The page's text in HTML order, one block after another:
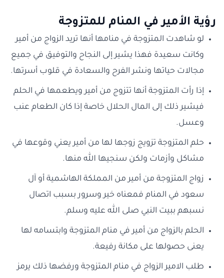
رؤية الأمير في المنام للمتزوجة
لو شاهدت المتزوجة في منامها أنها تريد الزواج من أمير
وكانت سعيدة فهذا يشير إلى النجاح والتوفيق في جميع
مجالات حياتها ونشر الفرح والسعادة في قلوب أسرتها.
إذا رأت المتزوجة أنها تتزوج من أمير ويطعمها في الحلم
فيشير ذلك إلى المال الحلال خاصة إذا كان الطعام عنب
وعسل.
حلم المتزوجة تزويج زوجها لها من أمير يعني وقوعها في
مشاكل وأزمات ولكن سنجيها الله منها.
زواج المتزوجة من أمير من المملكة الهاشمية أو آل
سعود في المنام فمعناه خير وسرور بسبب اتصال
نسبهم ببيت النبي صلى الله عليه وسلم.
الحلم بالزواج من أمير في منام المتزوجة وابتسامه لها
يعنى حصولها على مكانة رفيعة.
طلب الامير الزواج في منام المتزوجة ورفضها ذلك يرمز